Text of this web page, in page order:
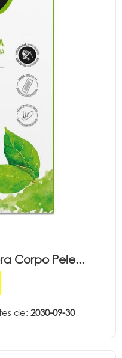
Corpo Pele...
de: 2030-09-30